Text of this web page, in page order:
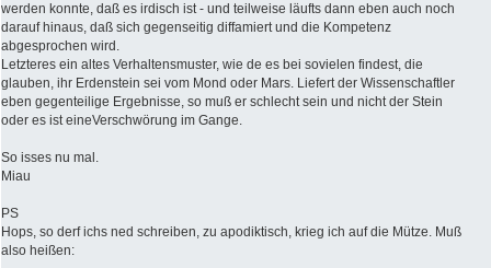
werden konnte, daß es irdisch ist - und teilweise läufts dann eben auch noch
darauf hinaus, daß sich gegenseitig diffamiert und die Kompetenz
abgesprochen wird.
Letzteres ein altes Verhaltensmuster, wie de es bei sovielen findest, die
glauben, ihr Erdenstein sei vom Mond oder Mars. Liefert der Wissenschaftler
eben gegenteilige Ergebnisse, so muß er schlecht sein und nicht der Stein
oder es ist eineVerschwörung im Gange.
So isses nu mal.
Miau
PS
Hops, so derf ichs ned schreiben, zu apodiktisch, krieg ich auf die Mütze. Muß
also heißen: